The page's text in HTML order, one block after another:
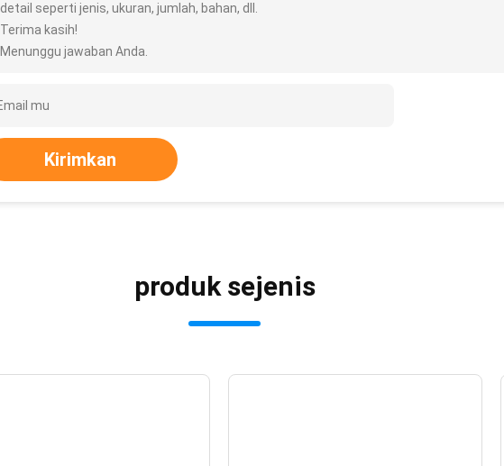
detail seperti jenis, ukuran, jumlah, bahan, dll.
Terima kasih!
Menunggu jawaban Anda.
Kirimkan
produk sejenis